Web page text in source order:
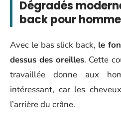
Dégradés
back pour homme
Avec le bas slick back, le
dessus des oreilles. Cette
travaillée donne aux
intéressant, car les
l’arrière du crâne.